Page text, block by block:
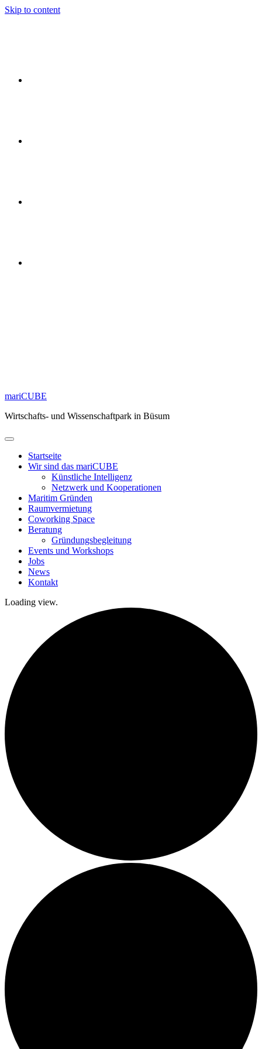
Skip to content
mariCUBE
Wirtschafts- und Wissenschaftpark in Büsum
Startseite
Wir sind das mariCUBE
Künstliche Intelligenz
Netzwerk und Kooperationen
Maritim Gründen
Raumvermietung
Coworking Space
Beratung
Gründungsbegleitung
Events und Workshops
Jobs
News
Kontakt
Loading view.